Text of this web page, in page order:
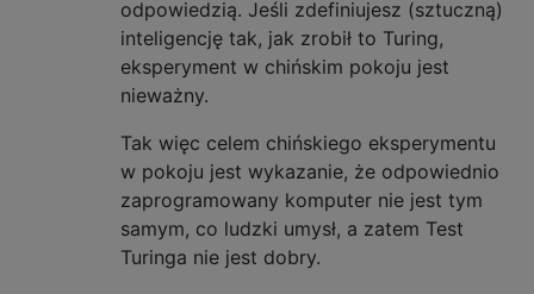
odpowiedzią. Jeśli zdefiniujesz (sztuczną)
inteligencję tak, jak zrobił to Turing,
eksperyment w chińskim pokoju jest
nieważny.
Tak więc celem chińskiego eksperymentu
w pokoju jest wykazanie, że odpowiednio
zaprogramowany komputer nie jest tym
samym, co ludzki umysł, a zatem Test
Turinga nie jest dobry.